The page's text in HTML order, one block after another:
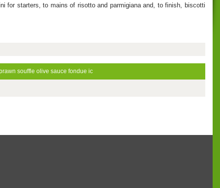
for starters, to mains of risotto and parmigiana and, to finish, biscotti
souffle olive sauce fondue ic